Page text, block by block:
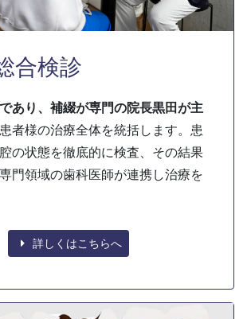
合検診
あり、補綴が専門の院長黒田が主
者様の治療全体を統括します。患
の状態を徹底的に検査、その結果
門領域の歯科医師が連携し治療を
詳しくはこちらへ